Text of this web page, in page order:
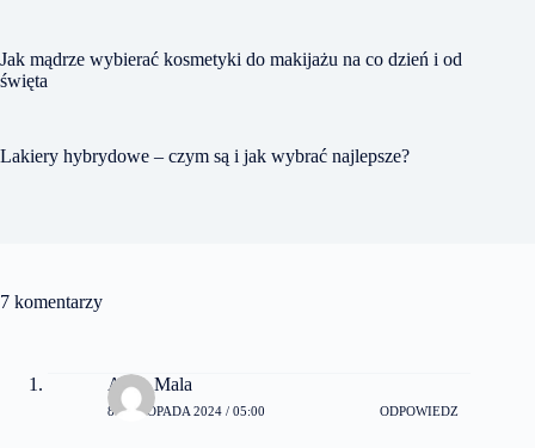
Jak mądrze wybierać kosmetyki do makijażu na co dzień i od
święta
Lakiery hybrydowe – czym są i jak wybrać najlepsze?
7 komentarzy
Ania_Mala
8 LISTOPADA 2024 / 05:00 ODPOWIEDZ